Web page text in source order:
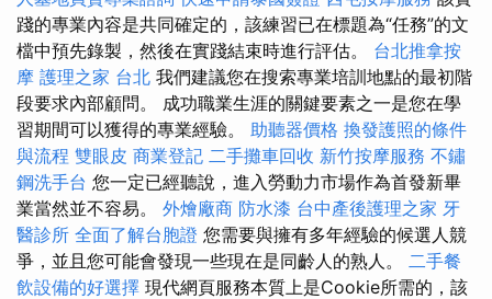
踐的專業內容是共同確定的，該練習已在標題為“任務”的文
檔中預先錄製，然後在實踐結束時進行評估。 台北推拿按
摩 護理之家 台北 我們建議您在搜索專業培訓地點的最初階
段要求內部顧問。 成功職業生涯的關鍵要素之一是您在學
習期間可以獲得的專業經驗。 助聽器價格 換發護照的條件
與流程 雙眼皮 商業登記 二手攤車回收 新竹按摩服務 不鏽
鋼洗手台 您一定已經聽說，進入勞動力市場作為首發新畢
業當然並不容易。 外燴廠商 防水漆 台中產後護理之家 牙
醫診所 全面了解台胞證 您需要與擁有多年經驗的候選人競
爭，並且您可能會發現一些現在是同齡人的熟人。 二手餐
飲設備的好選擇 現代網頁服務本質上是Cookie所需的，該